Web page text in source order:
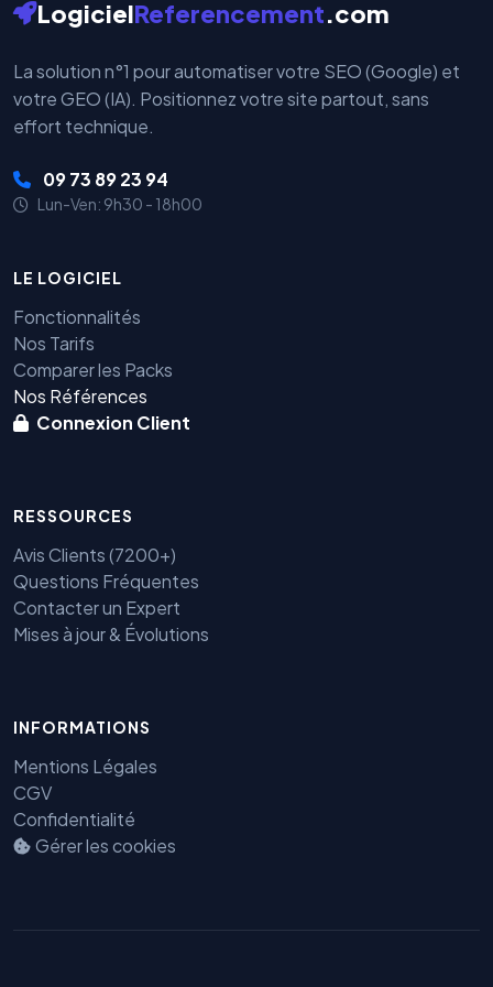
LogicielReferencement.com
La solution n°1 pour automatiser votre SEO (Google) et
votre GEO (IA). Positionnez votre site partout, sans
effort technique.
09 73 89 23 94
Lun-Ven: 9h30 - 18h00
LE LOGICIEL
Fonctionnalités
Nos Tarifs
Comparer les Packs
Nos Références
Connexion Client
RESSOURCES
Avis Clients (7200+)
Questions Fréquentes
Contacter un Expert
Mises à jour & Évolutions
INFORMATIONS
Mentions Légales
CGV
Confidentialité
Gérer les cookies